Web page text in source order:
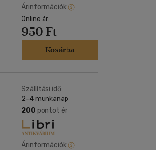
Árinformációk
Online ár:
950 Ft
Kosárba
Szállítási idő:
2-4 munkanap
200 pontot ér
Árinformációk